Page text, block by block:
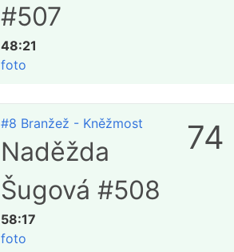
#507
48:21
foto
#8 Branžež - Kněžmost
Naděžda
Šugová #508
58:17
foto
74